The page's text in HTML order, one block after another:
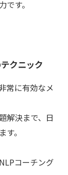
す。
クニック
常に有効なメ
解決まで、日
。
コーチング